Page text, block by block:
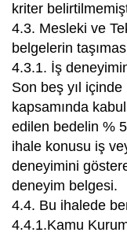
kriter
4.3. Mesleki ve
belgelerin
4.3.1. İş
Son beş yıl
kapsamında
edilen bedelin %
ihale konusu iş
deneyimini
deneyim belgesi.
4.4. Bu ihalede
4.4.1.Kamu